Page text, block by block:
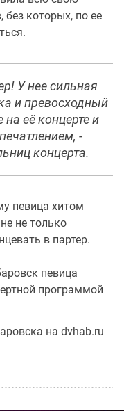
которых, по ее
У нее сильная
и превосходный
на её концерте и
-
концерта.
певица хитом
не только
в партер.
певица
программой
на dvhab.ru